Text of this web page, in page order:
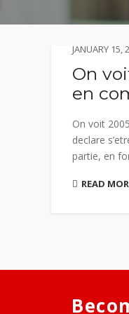
JANUARY 15,
On
en
On voit
declare
partie, en
READ